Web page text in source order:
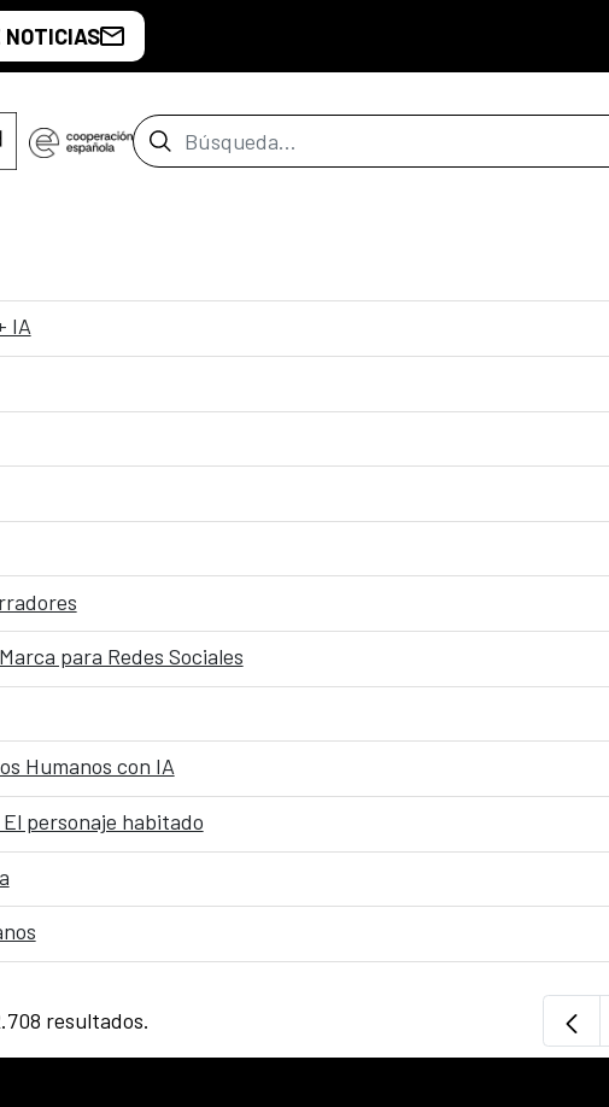
NOTICIAS
Barra de búsqueda
IA
para Redes Sociales
Humanos con IA
personaje habitado
resultados.